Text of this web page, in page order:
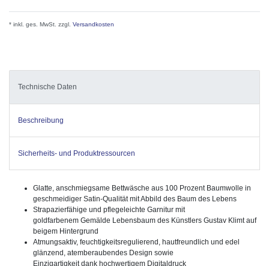
* inkl. ges. MwSt. zzgl. Versandkosten
Technische Daten
Beschreibung
Sicherheits- und Produktressourcen
Glatte, anschmiegsame Bettwäsche aus 100 Prozent Baumwolle in
geschmeidiger Satin-Qualität mit Abbild des Baum des Lebens
Strapazierfähige und pflegeleichte Garnitur mit
goldfarbenem Gemälde Lebensbaum des Künstlers Gustav Klimt auf
beigem Hintergrund
Atmungsaktiv, feuchtigkeitsregulierend, hautfreundlich und edel
glänzend, atemberaubendes Design sowie
Einzigartigkeit dank hochwertigem Digitaldruck